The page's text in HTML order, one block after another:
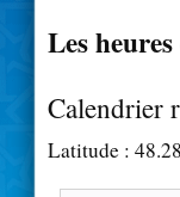
Les
Calendrier
Latitude :